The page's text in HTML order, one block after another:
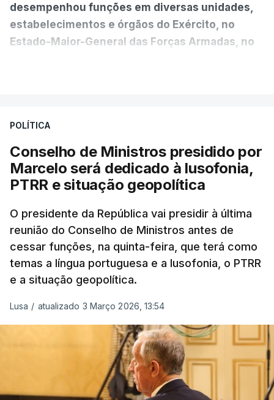
desempenhou funções em diversas unidades,
estabelecimentos e órgãos do Exército, no
Estado-Maior-General das Forças Armadas, no
Da sua experiência no terreno, é destacada a
Forças Nacionais Destacadas, como
comandante do 2.º Batalhão Mecanizado, da
Reserva Tática do Comandante da Força da
NATO no Kosovo, e, mais recentemente, na
MINUSCA, como 2.º comandante da Força
Militar da ONU para a República Centro-
Africana".
"Foi ainda
chefe do Branch de Apoio às
Operações na Divisão de Operações,
acumulando com presidente dos Grupos NATO
de Proteção da Força e de Operações
, no Quartel-General do Comando
Supremo das Forças Aliadas na Europa (SHAPE),
em Mons, Bélgica", acrescenta-se.
POLÍTICA
Conselho de Ministros presidido por
Marcelo será dedicado à lusofonia,
PTRR e situação geopolítica
O presidente da República vai presidir à última
reunião do Conselho de Ministros antes de
cessar funções, na quinta-feira, que terá como
temas a língua portuguesa e a lusofonia, o PTRR
e a situação geopolítica.
Lusa / atualizado 3 Março 2026, 13:54